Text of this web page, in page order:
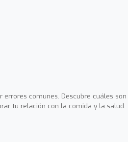
errores comunes. Descubre cuáles son
tu relación con la comida y la salud.